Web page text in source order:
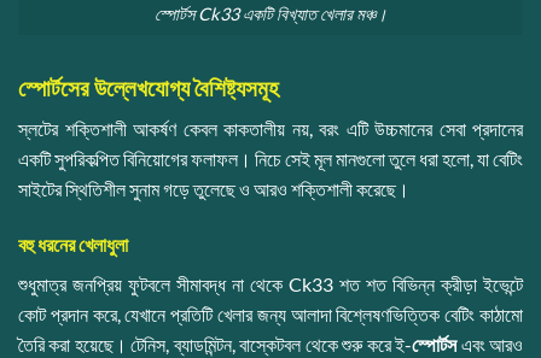
স্পোর্টস Ck33 একটি বিখ্যাত খেলার মঞ্চ।
স্পোর্টসের উল্লেখযোগ্য বৈশিষ্ট্যসমূহ
স্লটের শক্তিশালী আকর্ষণ কেবল কাকতালীয় নয়, বরং এটি উচ্চমানের সেবা প্রদানের
একটি সুপরিকল্পিত বিনিয়োগের ফলাফল। নিচে সেই মূল মানগুলো তুলে ধরা হলো, যা বেটিং
সাইটের স্থিতিশীল সুনাম গড়ে তুলেছে ও আরও শক্তিশালী করেছে।
বহু ধরনের খেলাধুলা
শুধুমাত্র জনপ্রিয় ফুটবলে সীমাবদ্ধ না থেকে Ck33 শত শত বিভিন্ন ক্রীড়া ইভেন্টে
কোট প্রদান করে, যেখানে প্রতিটি খেলার জন্য আলাদা বিশ্লেষণভিত্তিক বেটিং কাঠামো
তৈরি করা হয়েছে। টেনিস, ব্যাডমিন্টন, বাস্কেটবল থেকে শুরু করে ই-স্পোর্টসএবং আরও